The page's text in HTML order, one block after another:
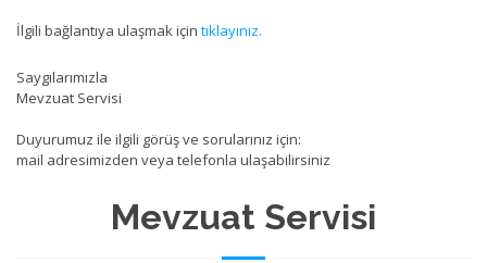
Mevzuat Servisi
İlgili bağlantıya ulaşmak için tıklayınız.
Saygılarımızla
Mevzuat Servisi
Duyurumuz ile ilgili görüş ve sorularınız için:
mail adresimizden veya telefonla ulaşabilirsiniz